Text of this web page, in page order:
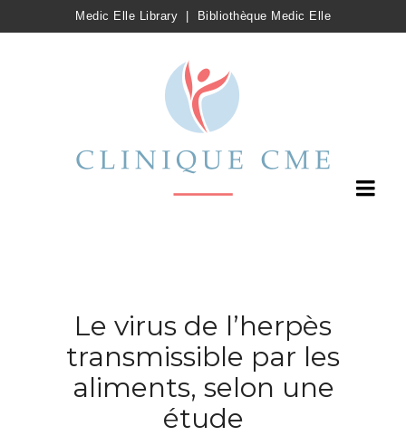
Medic Elle Library Bibliothèque Medic Elle
Le virus de l’herpès
transmissible par les
aliments, selon une
étude